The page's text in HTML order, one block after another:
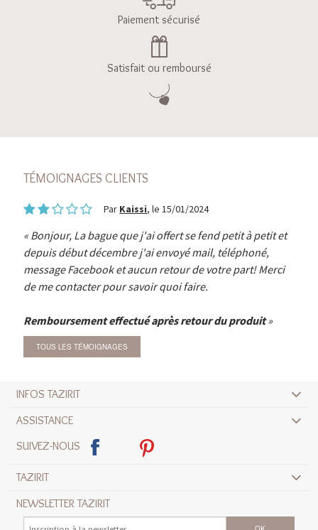
Paiement sécurisé
Satisfait ou remboursé
TÉMOIGNAGES CLIENTS
Par Kaissi, le 15/01/2024
Bonjour, La bague que j'ai offert se fend petit à petit et
depuis début décembre j'ai envoyé mail, téléphoné,
message Facebook et aucun retour de votre part! Merci
de me contacter pour savoir quoi faire.
Remboursement effectué après retour du produit
TOUS LES TÉMOIGNAGES
INFOS TAZIRIT
ASSISTANCE
SUIVEZ-NOUS
TAZIRIT
NEWSLETTER TAZIRIT